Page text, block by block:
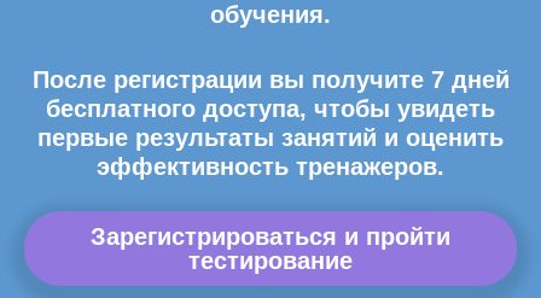
обучения.
После регистрации вы получите 7 дней
бесплатного доступа, чтобы увидеть
первые результаты занятий и оценить
эффективность тренажеров.
Зарегистрироваться и пройти
тестирование